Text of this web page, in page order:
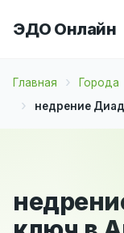
ЭДО Онлайн
Главная Города
недрение